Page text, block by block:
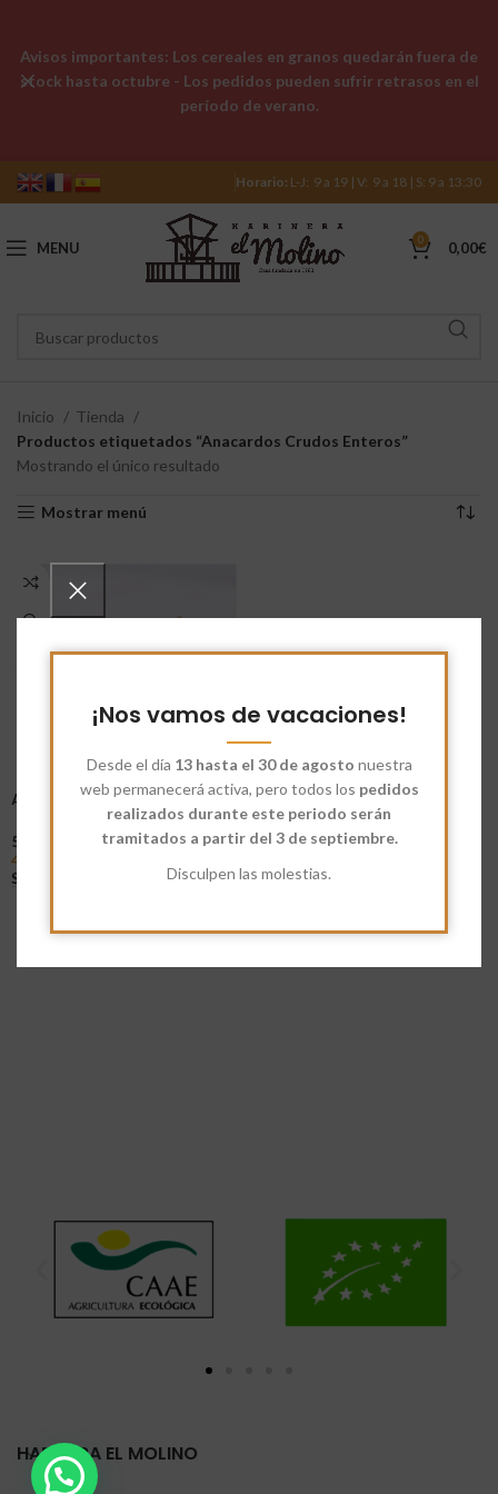
¡Nos vamos de vacaciones!
Desde el día 13 hasta el 30 de agosto nuestra
web permanecerá activa, pero todos los pedidos
realizados durante este periodo serán
tramitados a partir del 3 de septiembre.
Disculpen las molestias.
Horario: L-J: 9 a 19 | V: 9 a 18 | S: 9 a 13:30
MENU 0 0,00€
Inicio
Tienda
Productos etiquetados “Anacardos Crudos Enteros”
Mostrando el único resultado
Mostrar menú
Anacardos Crudos Enteros
5
4,06
Seleccionar Opciones
HARINERA EL MOLINO
Avisos importantes: Los cereales en granos quedarán fuera de
stock hasta octubre - Los pedidos pueden sufrir retrasos en el
período de verano.